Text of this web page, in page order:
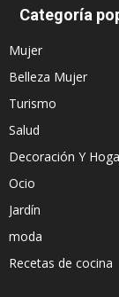
Categoría
Mujer
Belleza Mujer
Turismo
Salud
Decoración Y
Ocio
Jardín
moda
Recetas de cocina